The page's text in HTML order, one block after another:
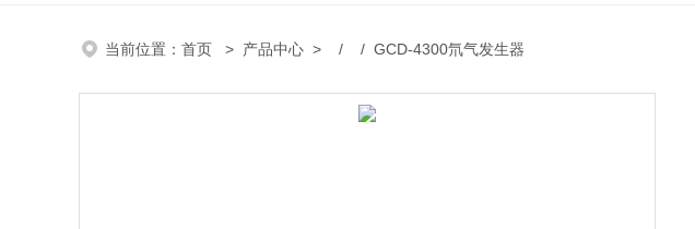
当前位置： 首页 > 产品中心 > / / GCD-4300氘气发生器